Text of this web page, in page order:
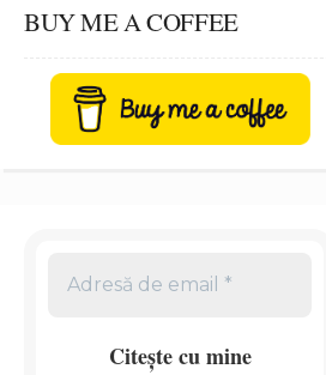
BUY ME A COFFEE
Citește cu mine